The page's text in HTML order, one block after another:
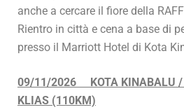
anche a cercare il fiore della
Rientro in città e cena a base di
presso il Marriott Hotel di Kota
09/11/2026 KOTA KINABALU /
KLIAS (110KM)